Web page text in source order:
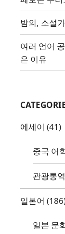
밤의, 소설
여러 언어
은 이유
에세이 (41)
중국 어
관광통
일본어
일본 문